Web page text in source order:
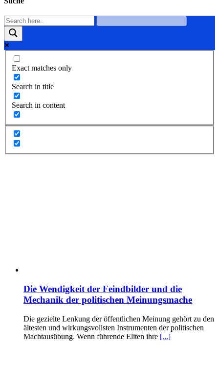
Exact matches only
Search in title
Search in content
Die Wendigkeit der Feindbilder und die
Mechanik der politischen Meinungsmache
Die gezielte Lenkung der öffentlichen Meinung gehört zu den
ältesten und wirkungsvollsten Instrumenten der politischen
Machtausübung. Wenn führende Eliten ihre [...]